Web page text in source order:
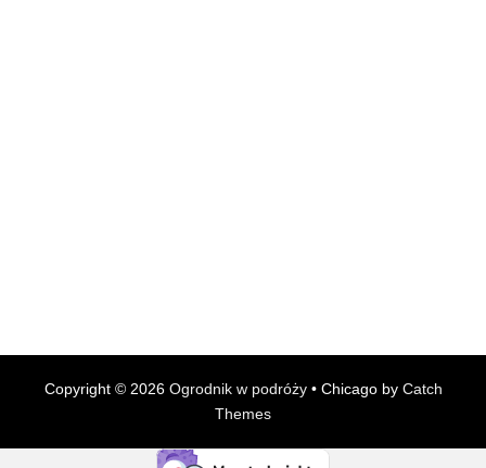
Copyright © 2026 Ogrodnik w podróży• Chicago by Catch
Themes